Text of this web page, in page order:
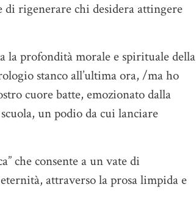
di rigenerare chi desidera attingere
la profondità morale e spirituale della
stanco all’ultima ora, /ma ho
cuore batte, emozionato dalla
un podio da cui lanciare
che consente a un vate di
attraverso la prosa limpida e